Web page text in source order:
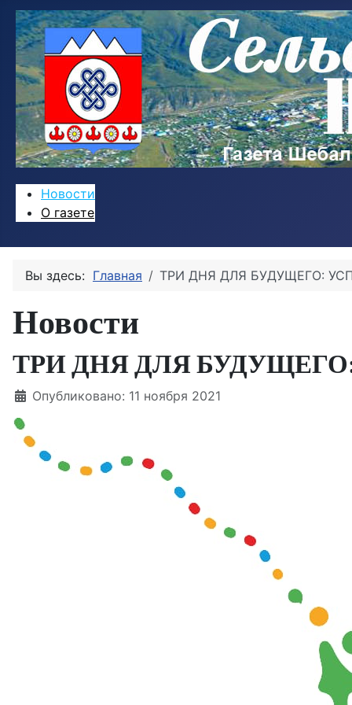
Новости
О газете
Вы здесь: Главная ТРИ ДНЯ ДЛЯ БУДУЩЕГО:
Новости
ТРИ ДНЯ ДЛЯ
Информация о материале
Опубликовано: 11 ноября 2021